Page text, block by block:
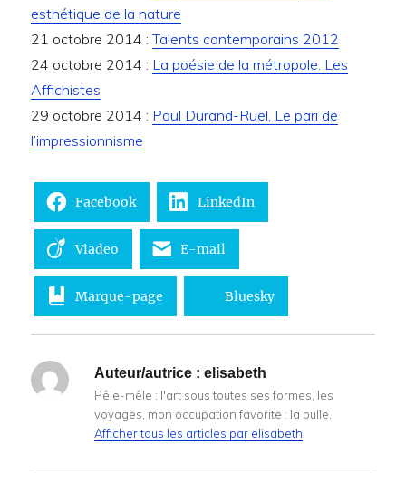
esthétique de la nature
21 octobre 2014 :Talents contemporains 2012
24 octobre 2014 : La poésie de la métropole. Les
Affichistes
29 octobre 2014 : Paul Durand-Ruel, Le pari de
l’impressionnisme
Facebook LinkedIn
Viadeo E-mail
Marque-page Bluesky
Auteur/autrice : elisabeth
Pêle-mêle : l'art sous toutes ses formes, les
voyages, mon occupation favorite : la bulle.
Afficher tous les articles par elisabeth